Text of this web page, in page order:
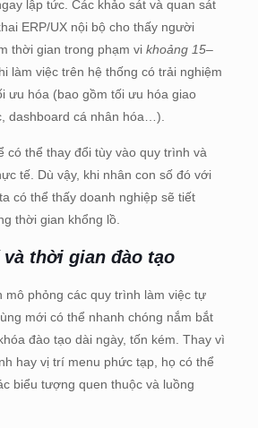
lập tức. Các khảo sát và quan sát
ERP/UX nội bộ cho thấy người
thời gian trong phạm vi khoảng 15–
làm việc trên hệ thống có trải nghiệm
ưu hóa (bao gồm tối ưu hóa giao
dashboard cá nhân hóa…).
có thể thay đổi tùy vào quy trình và
tế. Dù vậy, khi nhân con số đó với
có thể thấy doanh nghiệp sẽ tiết
thời gian khổng lồ.
thời gian đào tạo
mô phỏng các quy trình làm việc tự
mới có thể nhanh chóng nắm bắt
đào tạo dài ngày, tốn kém. Thay vì
hay vị trí menu phức tạp, họ có thể
biểu tượng quen thuộc và luồng